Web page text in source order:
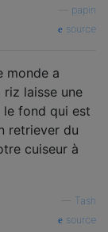
papin
source
monde a
riz laisse une
fond qui est
retriever du
cuiseur à
Tash
source